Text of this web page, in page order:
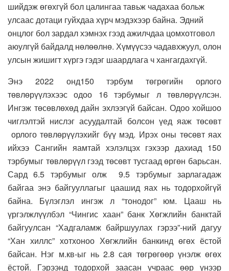
шийдэж өгөхгүй бол цалингаа тавьж чадахаа больж
улсаас дотаци гуйхдаа хүрч мэдэхээр байна. Эдний
онцлог бол зардал хэмнэх гээд ажилчдаа цомхотговол
аюулгүй байдалд нөлөөлнө. Хүмүүсээ чадавхжуул, олон
улсын жишигт хүргэ гэдэг шаардлага ч хангагдахгүй.
Энэ 2022 онд150 тэрбум төгрөгийн орлого
төвлөрүүлэхээс одоо 16 тэрбумыг л төвлөрүүлсэн.
Ингэж төсөвлөхөд дайн эхлээгүй байсан. Одоо хойшоо
чиглэлтэй нислэг асуудалтай болсон үед яаж төсөвт
орлого төвлөрүүлэхийг бүү мэд. Ирэх оны төсөвт яах
ийхээ Сангийн яамтай хэлэлцэх гэхээр дахиад 150
тэрбумыг төвлөрүүл гээд төсөвт тусгаад өргөн барьсан.
Сард 6.5 тэрбумыг олж 9.5 тэрбумыг зарлагадаж
байгаа энэ байгууллагыг цаашид яах нь тодорхойгүй
байна. Бүлэглэл ингэж л “тонодог” юм. Цааш нь
үргэлжлүүлбэл “Чингис хаан” банк Хөгжлийн банктай
байгуулсан “Хадгаламж байршуулах гэрээ”-ний дагуу
“Хан хиллс” хотхоноо Хөгжлийн банкинд өгөх ёстой
байсан. Нэг м.кв-ыг нь 2.8 сая төгрөгөөр үнэлж өгөх
ёстой. Гэрээнд тодорхой заасан учраас өөр үнээр